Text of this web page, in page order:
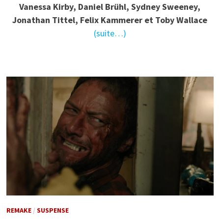
Vanessa Kirby, Daniel Brühl, Sydney Sweeney,
Jonathan Tittel, Felix Kammerer et Toby Wallace
(suite…)
REMAKE/ SUSPENSE